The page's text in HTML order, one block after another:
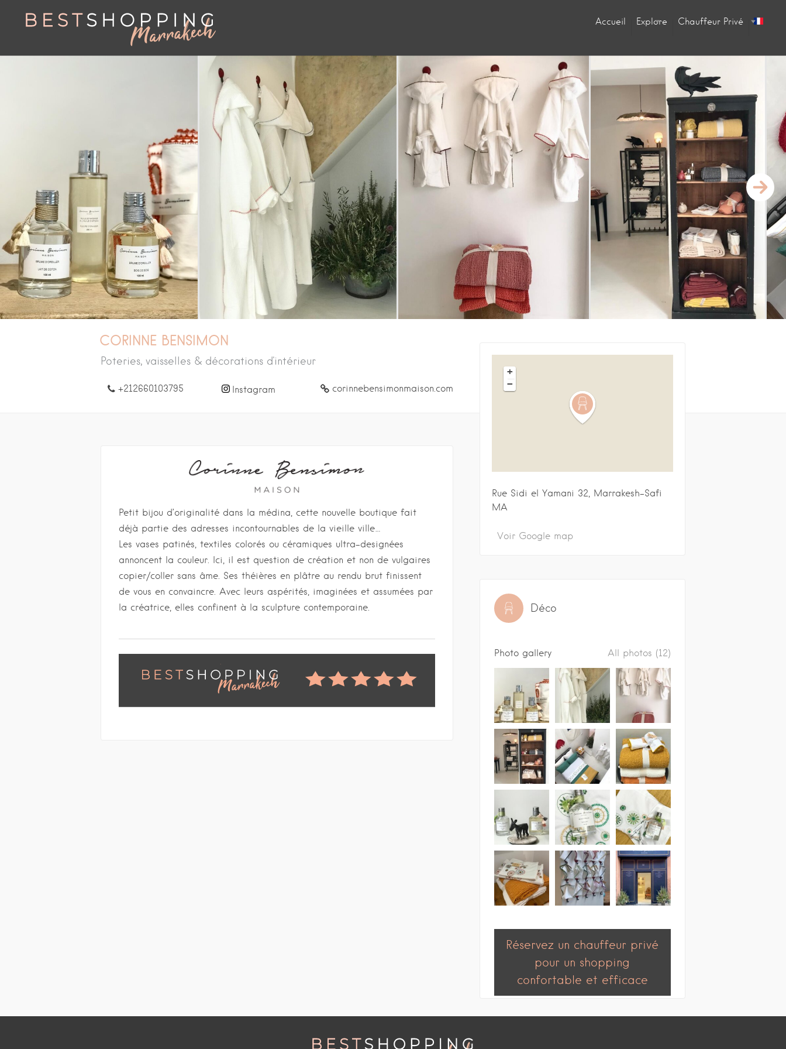
Accueil Explore Chauffeur Privé
CORINNE BENSIMON
Poteries, vaisselles & décorations d'intérieur
+212660103795 Instagram corinnebensimonmaison.com
Petit bijou d’originalité dans la médina, cette nouvelle boutique fait
déjà partie des adresses incontournables de la vieille ville…
Les vases patinés, textiles colorés ou céramiques ultra-designées
annoncent la couleur. Ici, il est question de création et non de vulgaires
copier/coller sans âme. Ses théières en plâtre au rendu brut finissent
de vous en convaincre. Avec leurs aspérités, imaginées et assumées par
la créatrice, elles confinent à la sculpture contemporaine.
+
−
Rue Sidi el Yamani 32 Marrakesh-Safi
MA
Déco
Photo gallery All photos (12)
Réservez un chauffeur privé
pour un shopping
confortable et efficace